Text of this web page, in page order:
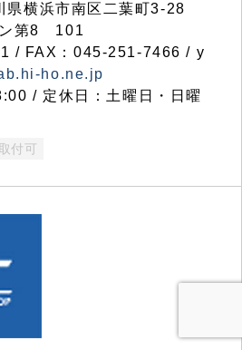
横浜市南区二葉町3-28
ン第8 101
/ FAX：045-251-7466 / y
ho.ne.jp
/ 定休日：土曜日・日曜
付可